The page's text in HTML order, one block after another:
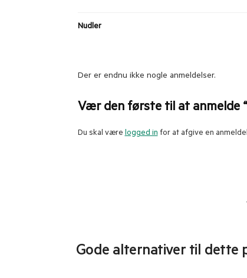
Nudler
Der er endnu ikke nogle anmeldelser.
Vær den første til at anmelde
Du skal være logged in for at afgive en
Gode alternativer til dette